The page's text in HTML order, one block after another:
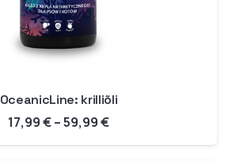
OceanicLine: krilliõli
17,99€–59,99€Hinnavahemik:
17,99 €